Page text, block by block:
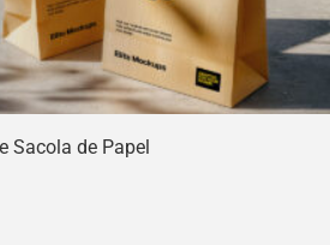
Sacola de Papel